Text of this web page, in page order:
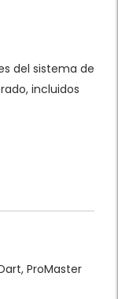
del sistema de
incluidos
ProMaster